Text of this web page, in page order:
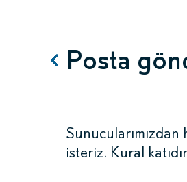
Posta
isteriz. Kural